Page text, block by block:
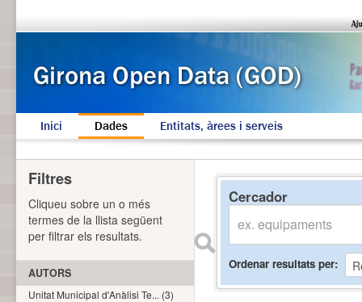
Inici Dades Entitats, àrees i serveis
Cercador
Ordenar resultats per
Filtres
Cliqueu sobre un o més
termes de la llista següent
per filtrar els resultats.
AUTORS
Unitat Municipal d'Anàlisi Te... (3)